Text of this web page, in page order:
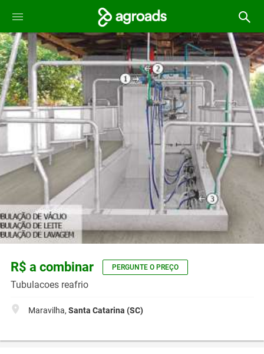
R$ a combinar PERGUNTE O PREÇO
Tubulacoes reafrio
Maravilha, Santa Catarina (SC)